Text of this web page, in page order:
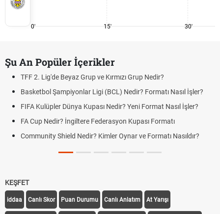
0' 15' 30'
Şu An Popüler İçerikler
TFF 2. Lig'de Beyaz Grup ve Kırmızı Grup Nedir?
Basketbol Şampiyonlar Ligi (BCL) Nedir? Formatı Nasıl İşler?
FIFA Kulüpler Dünya Kupası Nedir? Yeni Format Nasıl İşler?
FA Cup Nedir? İngiltere Federasyon Kupası Formatı
Community Shield Nedir? Kimler Oynar ve Formatı Nasıldır?
KEŞFET
iddaa Canlı Skor Puan Durumu Canlı Anlatım At Yarışı